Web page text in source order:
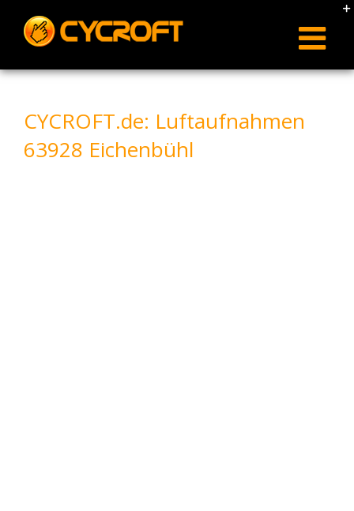
content
CYCROFT.de: Luftaufnahmen
63928 Eichenbühl